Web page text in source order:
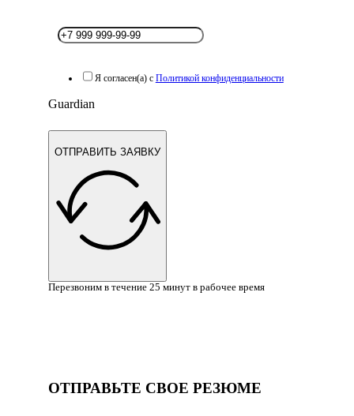
Я согласен(а) с Политикой конфиденциальности
Guardian
ОТПРАВИТЬ ЗАЯВКУ
Перезвоним в течение 25 минут в рабочее время
ОТПРАВЬТЕ СВОЕ РЕЗЮМЕ